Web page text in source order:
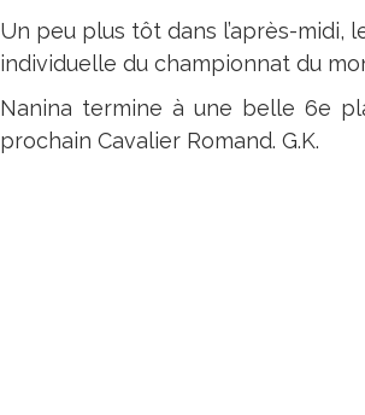
Un peu plus tôt dans l’après-
individuelle du championnat du
Nanina termine à une belle 6e
prochain Cavalier Romand. G.K.